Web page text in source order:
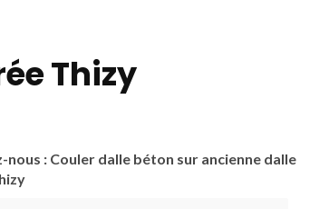
Thizy
nous : Couler dalle béton sur ancienne dalle